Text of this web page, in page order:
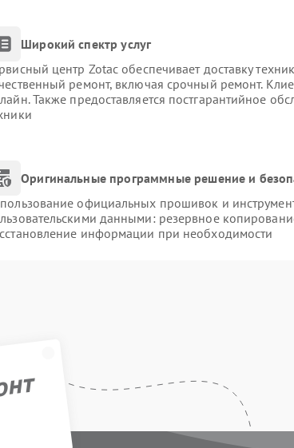
Широкий спектр услуг
центр Zotac обеспечивает доставку
ремонт, включая срочный ремонт.
Также предоставляется постгарантийное
Оригинальные программные решение и
официальных прошивок и
данными: резервное
информации при необходимости